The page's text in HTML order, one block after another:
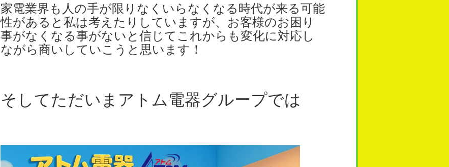
家電業界も人の手が限りなくいらなくなる時代が来る可能
性があると私は考えたりしていますが、お客様のお困り
事がなくなる事がないと信じてこれからも変化に対応し
ながら商いしていこうと思います！
そしてただいまアトム電器グループでは